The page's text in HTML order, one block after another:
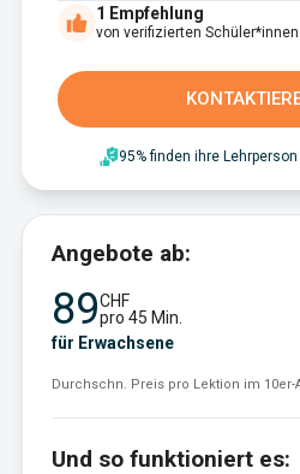
1 Empfehlung
von verifizierten Schüler*innen
95% finden ihre
Angebote ab:
89CHF
pro 45 Min.
für Erwachsene
Durchschn. Preis pro Lektion im 10er-
Und so funktioniert es: